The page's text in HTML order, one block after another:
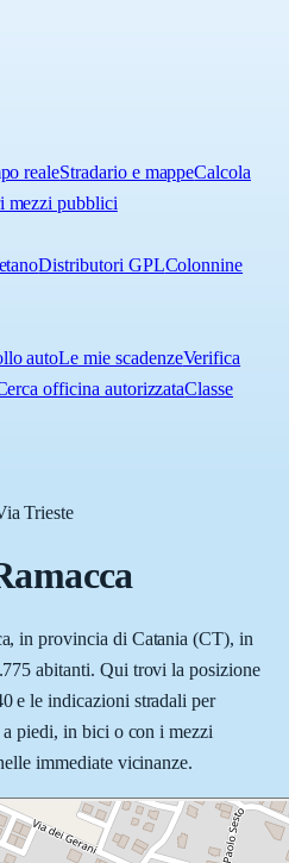
realeStradario e mappeCalcola
mezzi pubblici
Distributori GPLColonnine
autoLe mie scadenzeVerifica
officina autorizzataClasse
Trieste
in provincia di Catania (CT), in
abitanti. Qui trovi la posizione
e le indicazioni stradali per
piedi, in bici o con i mezzi
immediate vicinanze.